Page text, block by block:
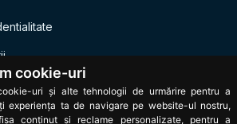
cookie-uri
uri și alte tehnologii de urmărire pentru a
experiența ta de navigare pe website-ul nostru,
conținut și reclame personalizate, pentru a